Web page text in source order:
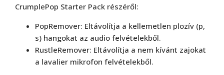
CrumplePop Starter Pack részéről:
PopRemover: Eltávolítja a kellemetlen plozív (p,
s) hangokat az audio felvételekből.
RustleRemover: Eltávolítja a nem kívánt zajokat
a lavalier mikrofon felvételekből.